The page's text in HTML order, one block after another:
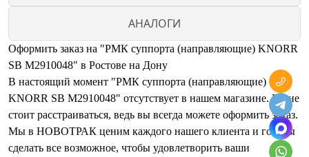
АНАЛОГИ
Оформить заказ на "РМК суппорта (направляющие) KNORR
SB M2910048" в Ростове на Дону
В настоящий момент "РМК суппорта (направляющие)
KNORR SB M2910048" отсутствует в нашем магазине. Но не
стоит расстраиваться, ведь вы всегда можете оформить заказ.
Мы в НОВОТРАК ценим каждого нашего клиента и готовы
сделать все возможное, чтобы удовлетворить ваши